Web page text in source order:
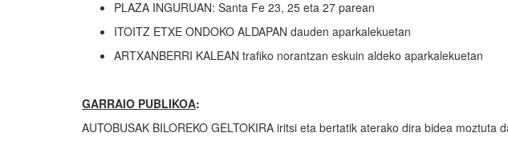
PLAZA INGURUAN: Santa Fe 23, 25 eta 27 parean
ITOITZ ETXE ONDOKO ALDAPAN dauden aparkalekuetan
ARTXANBERRI KALEAN trafiko norantzan eskuin aldeko aparkalekuetan
GARRAIO PUBLIKOA:
AUTOBUSAK BILOREKO GELTOKIRA iritsi eta bertatik aterako dira bidea moztuta